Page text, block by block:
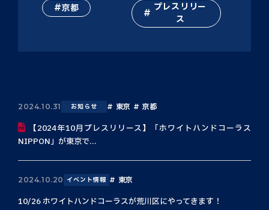
京都
プレスリリー
ス
2024.10.31 お知らせ 東京 京都
【2024年10月プレスリリース】「ホワイトハンドコーラス
NIPPON」が東京で...
2024.10.20 イベント情報 東京
10/26 ホワイトハンドコーラスが荒川区にやってきます！